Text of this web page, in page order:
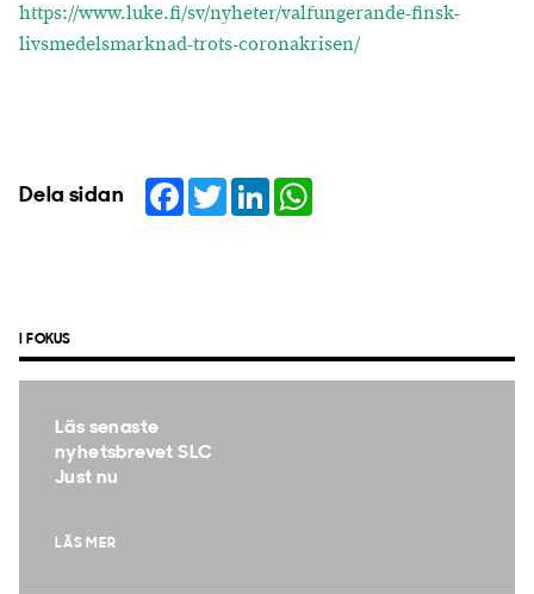
https://www.luke.fi/sv/nyheter/valfungerande-finsk-
livsmedelsmarknad-trots-coronakrisen/
Dela sidan Facebook
TwitterLinkedIn
I FOKUS
Läs senaste
nyhetsbrevet SLC
Just nu
LÄS MER